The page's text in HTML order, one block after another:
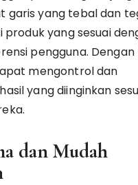
garis yang tebal dan
produk yang sesuai
pengguna. Dengan
mengontrol dan
yang diinginkan
dan Mudah